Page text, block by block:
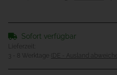
Sofort verfügbar
Lieferzeit:
3 - 8 Werktage
(DE - Ausland